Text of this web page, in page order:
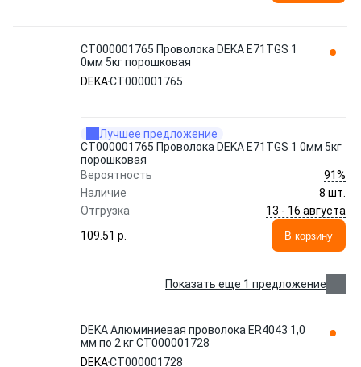
СТ000001765 Проволока DEKA E71TGS 1
0мм 5кг порошковая
DEKAСТ000001765
Лучшее предложение
СТ000001765 Проволока DEKA E71TGS 1 0мм 5кг
порошковая
Вероятность
91%
Наличие
8 шт.
Отгрузка
13 - 16 августа
109.51 p.
В корзину
Показать еще 1 предложение
DEKA Алюминиевая проволока ER4043 1,0
мм по 2 кг СТ000001728
DEKAСТ000001728